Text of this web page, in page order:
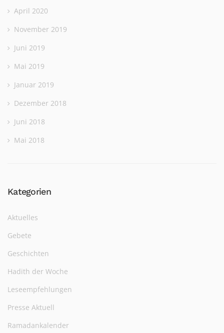
April 2020
November 2019
Juni 2019
Mai 2019
Januar 2019
Dezember 2018
Juni 2018
Mai 2018
Kategorien
Aktuelles
Gebete
Geschichten
Hadith der Woche
Leseempfehlungen
Presse Aktuell
Ramadankalender